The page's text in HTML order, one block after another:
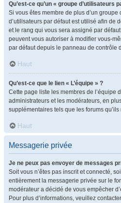
Qu’est-ce qu’un « groupe d’utilisateurs
Si vous êtes membre de plus d’un groupe
d’utilisateurs par défaut est utilisé afin de
et le rang qui vous sera assigné par
peuvent vous autoriser à modifier vous-
par défaut depuis le panneau de contrôle
Haut
Qu’est-ce que le lien « L’équipe » ?
Cette page liste les membres de l’équipe
administrateurs et les modérateurs, en
supplémentaires tels que les forums qu’ils
Haut
Messagerie privée
Je ne peux pas envoyer de messages
Soit vous n’êtes pas inscrit et connecté,
entièrement la messagerie privée sur le
modérateur a décidé de vous empêcher
Pour plus d’informations, veuillez